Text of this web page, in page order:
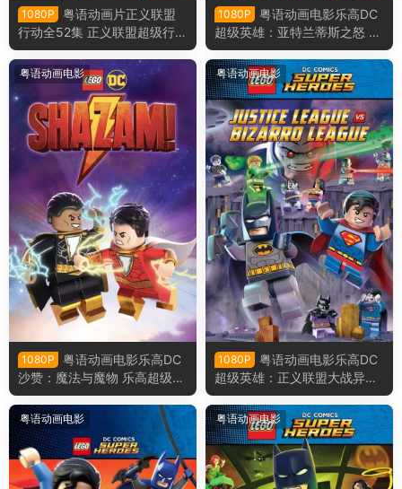
1080P
粤语动画片正义联盟
行动全52集 正义联盟超级行动
粤语版
1080P
粤语动画电影乐高DC
超级英雄：亚特兰蒂斯之怒 乐
高DC超级英雄︰水行侠︰亚特
兰提斯之怒粤语版
粤语动画电影
1080P
粤语动画电影乐高DC
沙赞：魔法与魔物 乐高超级英
雄沙赞：魔法与魔物粤语版
粤语动画电影
1080P
粤语动画电影乐高DC
超级英雄：正义联盟大战异魔
联盟 乐高超级英雄：正义联盟
对比扎罗联盟粤语版
粤语动画电影 粤语动画电影